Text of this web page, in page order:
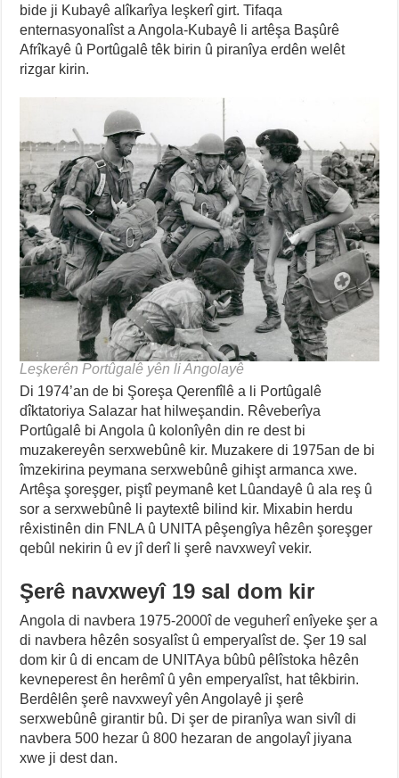
bide ji Kubayê alîkarîya leşkerî girt. Tifaqa
enternasyonalîst a Angola-Kubayê li artêşa Başûrê
Afrîkayê û Portûgalê têk birin û piranîya erdên welêt
rizgar kirin.
Leşkerên Portûgalê yên li Angolayê
Di 1974’an de bi Şoreşa Qerenfîlê a li Portûgalê
dîktatoriya Salazar hat hilweşandin. Rêveberîya
Portûgalê bi Angola û kolonîyên din re dest bi
muzakereyên serxwebûnê kir. Muzakere di 1975an de bi
îmzekirina peymana serxwebûnê gihişt armanca xwe.
Artêşa şoreşger, piştî peymanê ket Lûandayê û ala reş û
sor a serxwebûnê li paytextê bilind kir. Mixabin herdu
rêxistinên din FNLA û UNITA pêşengîya hêzên şoreşger
qebûl nekirin û ev jî derî li şerê navxweyî vekir.
Şerê navxweyî 19 sal dom kir
Angola di navbera 1975-2000î de veguherî enîyeke şer a
di navbera hêzên sosyalîst û emperyalîst de. Şer 19 sal
dom kir û di encam de UNITAya bûbû pêlîstoka hêzên
kevneperest ên herêmî û yên emperyalîst, hat têkbirin.
Berdêlên şerê navxweyî yên Angolayê ji şerê
serxwebûnê girantir bû. Di şer de piranîya wan sivîl di
navbera 500 hezar û 800 hezaran de angolayî jiyana
xwe ji dest dan.